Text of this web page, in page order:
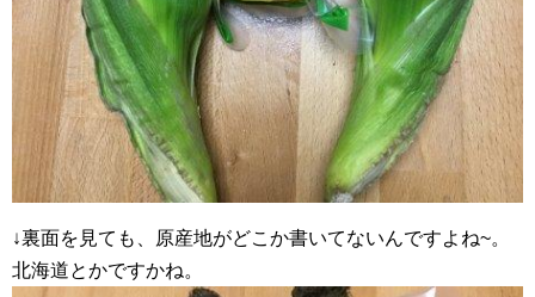
↓裏面を見ても、原産地がどこか書いてないんですよね~。
北海道とかですかね。